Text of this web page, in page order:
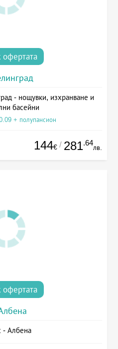
офертата
- нощувки, изхранване и
басейни
+ полупансион
144€ / 281.64
лв.
офертата
- Албена